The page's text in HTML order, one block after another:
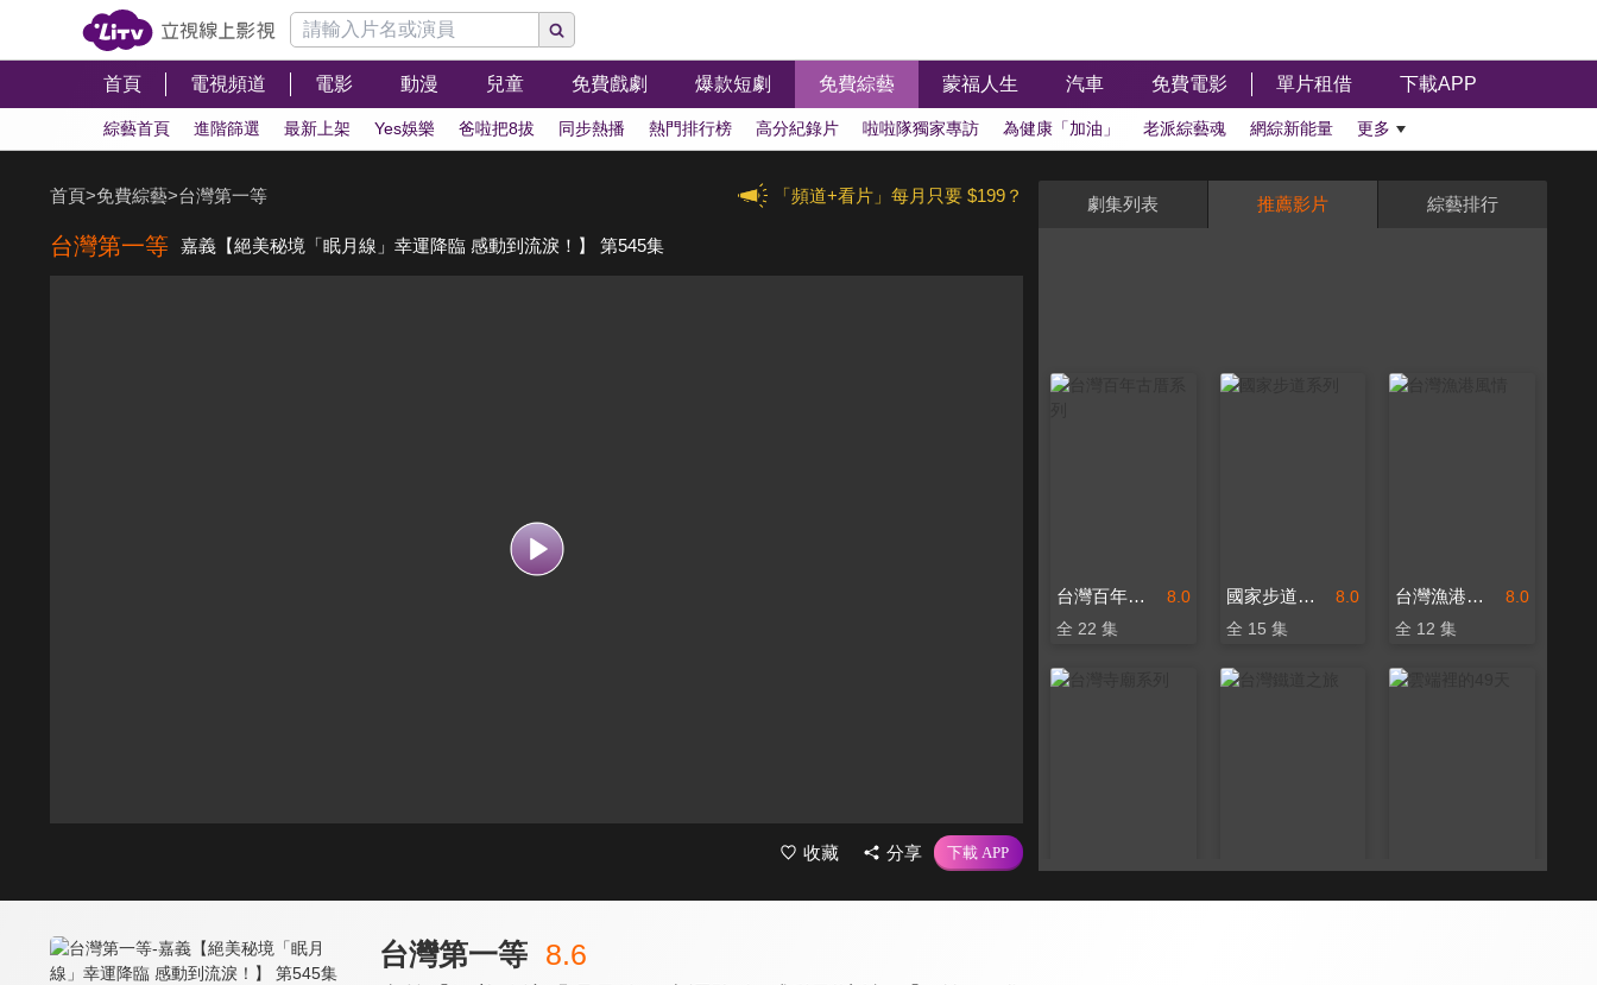
首頁 電視頻道 電影 動漫 兒童 免費戲劇 爆款短劇 免費綜藝 蒙福人生 汽車 免費電影 單片租借 下載APP
綜藝首頁 進階篩選 最新上架 Yes娛樂 爸啦把8拔 同步熱播 熱門排行榜 高分紀錄片 啦啦隊獨家專訪 為健康「加油」 老派綜藝魂 網綜新能量 更多
「頻道+看片」每月只要 $199？
首頁>免費綜藝>台灣第一等
台灣第一等 嘉義【絕美秘境「眠月線」幸運降臨 感動到流淚！】 第545集
收藏 分享
劇集列表 推薦影片 綜藝排行
8.0
台灣百年古厝系列
全 22 集
8.0
國家步道系列
全 15 集
8.0
台灣漁港風情
全 12 集
台灣第一等 8.6